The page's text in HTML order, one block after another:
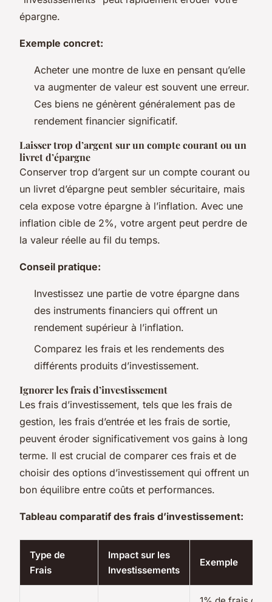
épargne.
Exemple concret:
Acheter une montre de luxe en pensant qu’elle
va augmenter de valeur est souvent une erreur.
Ces biens ne génèrent généralement pas de
rendement financier significatif.
Laisser trop d’argent sur un compte courant ou un
livret d’épargne
Conserver trop d’argent sur un compte courant ou
un livret d’épargne peut sembler sécuritaire, mais
cela expose votre épargne à l’inflation. Avec une
inflation cible de 2%, votre argent peut perdre de
la valeur réelle au fil du temps.
Conseil pratique:
Investissez une partie de votre épargne dans
des instruments financiers qui offrent un
rendement supérieur à l’inflation.
Comparez les frais et les rendements des
différents produits d’investissement.
Ignorer les frais d’investissement
Les frais d’investissement, tels que les frais de
gestion, les frais d’entrée et les frais de sortie,
peuvent éroder significativement vos gains à long
terme. Il est crucial de comparer ces frais et de
choisir des options d’investissement qui offrent un
bon équilibre entre coûts et performances.
Tableau comparatif des frais d’investissement:
Type de
Frais
Impact sur les
Investissements
Exemple